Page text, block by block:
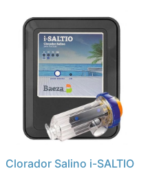
Clorador Salino i-SALTIO